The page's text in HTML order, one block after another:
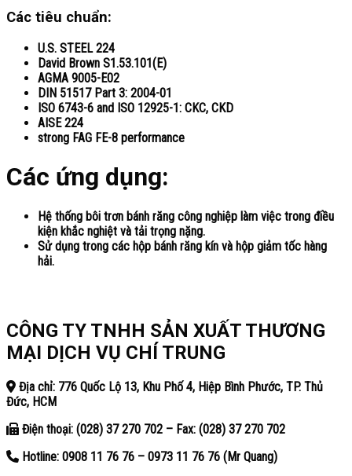
Các tiêu chuẩn:
U.S. STEEL 224
David Brown S1.53.101(E)
AGMA 9005-E02
DIN 51517 Part 3: 2004-01
ISO 6743-6 and ISO 12925-1: CKC, CKD
AISE 224
strong FAG FE-8 performance
Các ứng dụng:
Hệ thống bôi trơn bánh răng công nghiệp làm việc trong điều
kiện khắc nghiệt và tải trọng nặng.
Sử dụng trong các hộp bánh răng kín và hộp giảm tốc hàng
hải.
CÔNG TY TNHH SẢN XUẤT THƯƠNG
MẠI DỊCH VỤ CHÍ TRUNG
Địa chỉ: 776 Quốc Lộ 13, Khu Phố 4, Hiệp Bình Phước, TP. Thủ
Đức, HCM
Điện thoại: (028) 37 270 702 – Fax: (028) 37 270 702
Hotline: 0908 11 76 76 – 0973 11 76 76 (Mr Quang)